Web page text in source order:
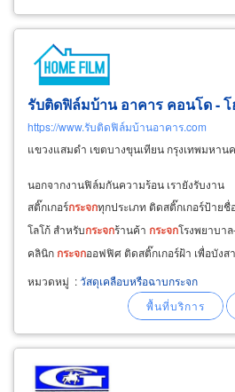
รับติดฟิล์มบ้าน อาคาร คอนโด -
https://www.รับติดฟิล์มบ้านอาคาร.com
แขวงแสมดำ เขตบางขุนเทียน กรุงเทพมหาน
นอกจากงานฟิล์มกันความร้อน เรายังรับงาน
สติ๊กเกอร์กระจกทุกประเภท ติดสติ๊กเกอร์ป้ายชื่
โลโก้ สำหรับกระจกร้านค้า กระจกโรงพยาบา
คลินิก กระจกออฟฟิศ ติดสติ๊กเกอร์ฝ้า เพื่อบังส
สำหรับออฟฟิศ ห้องประชุม ห้องตรวจโรค ติด
สติ๊กเกอร์ลวดลายสำหรับงานตกแต่งกระจกต
พื้นผนังห้อง งานสติ๊กเกอร์ติดเรียบเนียน
หมวดหมู่ :วัสดุเคลือบหรือฉาบกระจก